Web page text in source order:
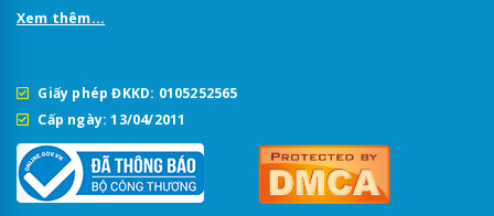
Xem thêm...
Giấy phép ĐKKD: 0105252565
Cấp ngày: 13/04/2011